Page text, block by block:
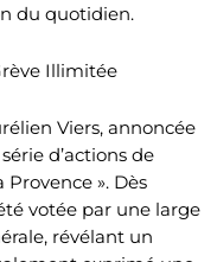
du quotidien.
Illimitée
Viers, annoncée
d’actions de
». Dès
votée par une large
révélant un